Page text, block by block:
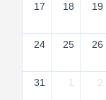
17 18 19
24 25 26
31 1 2